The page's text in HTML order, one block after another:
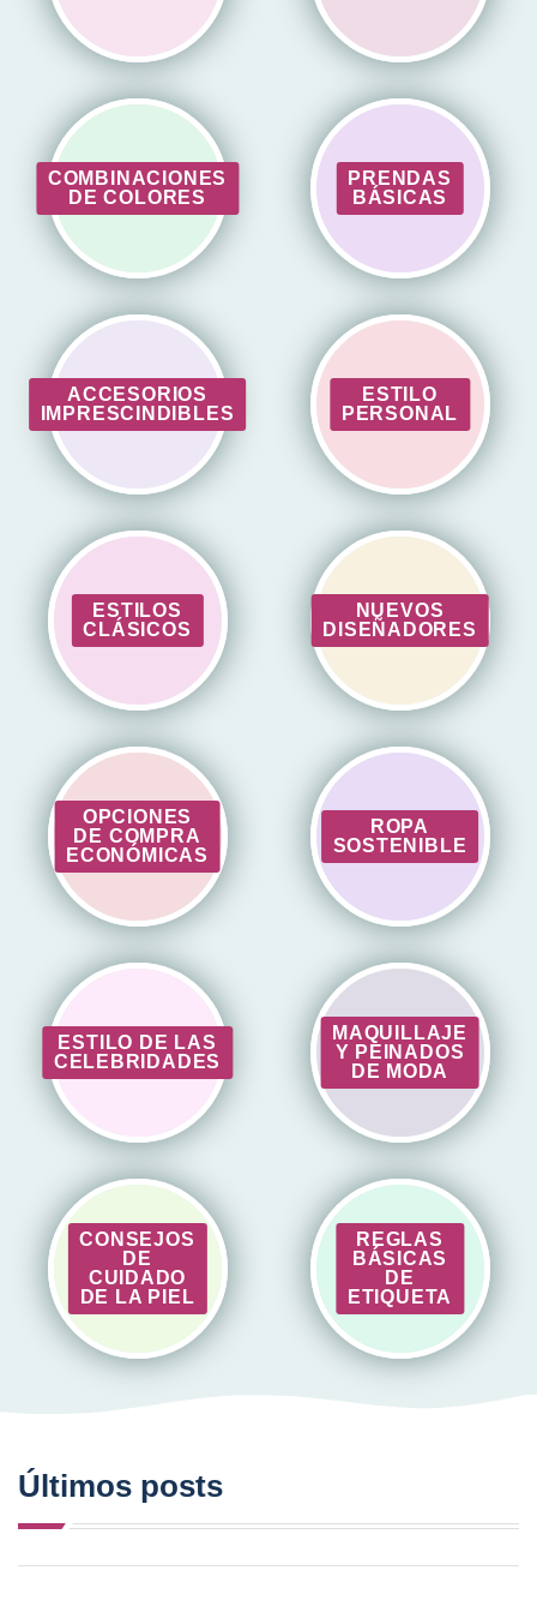
COMBINACIONES
DE COLORES
PRENDAS
BÁSICAS
ACCESORIOS
IMPRESCINDIBLES
ESTILO
PERSONAL
ESTILOS
CLÁSICOS
NUEVOS
DISEÑADORES
OPCIONES
DE COMPRA
ECONÓMICAS
ROPA
SOSTENIBLE
ESTILO DE LAS
CELEBRIDADES
MAQUILLAJE
Y PEINADOS
DE MODA
CONSEJOS
DE
CUIDADO
DE LA PIEL
REGLAS
BÁSICAS
DE
ETIQUETA
Últimos posts